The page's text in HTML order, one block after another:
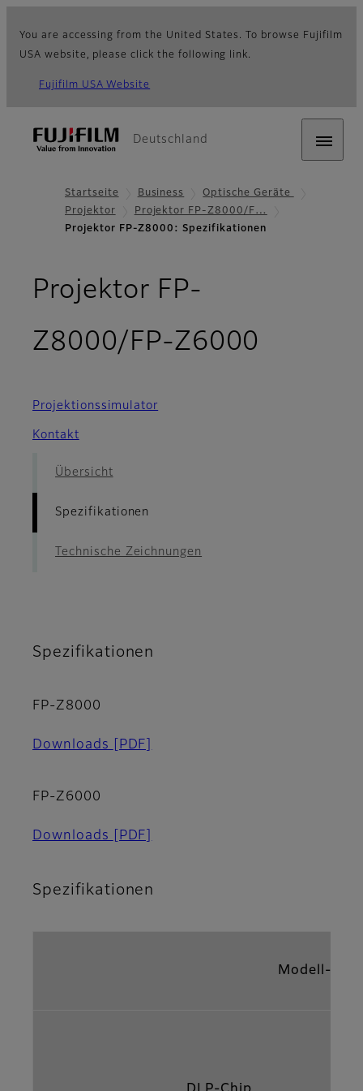
You are accessing from the United States. To browse Fujifilm
USA website, please click the following link.
Fujifilm USA Website
Deutschland
Startseite Business
Optische Geräte
Projektor
Projektor FP-Z8000/F…
Projektor FP-Z8000: Spezifikationen
Projektor FP-
Z8000/FP-Z6000
Projektionssimulator
Kontakt
Übersicht
Spezifikationen
Technische Zeichnungen
Spezifikationen
FP-Z8000
Downloads [PDF]
FP-Z6000
Downloads [PDF]
Spezifikationen
Modell-